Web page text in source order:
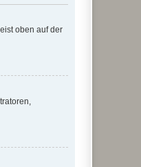
oben auf der